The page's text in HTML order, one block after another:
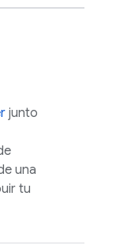
junto
una
tu